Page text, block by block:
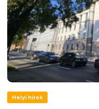
Helyi hírek